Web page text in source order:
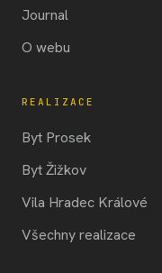
Journal
O webu
REALIZACE
Byt Prosek
Byt Žižkov
Vila Hradec Králové
Všechny realizace